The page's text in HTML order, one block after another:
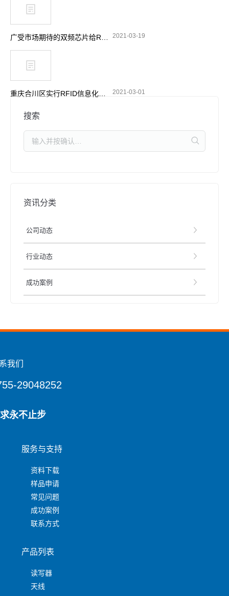
2021-03-19
2021-03-01
搜索
资讯分类
公司动态
行业动态
成功案例
我们
29048252
永不止步
服务与支持
资料下载
样品申请
常见问题
成功案例
联系方式
产品列表
读写器
天线